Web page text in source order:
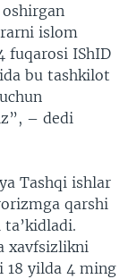
islom
fuqarosi IShID
bu tashkilot
– dedi
Tashqi ishlar
qarshi
xavfsizlikni
18 yilda 4 ming